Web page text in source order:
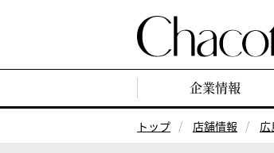
企業情報
トップ 店舗情報